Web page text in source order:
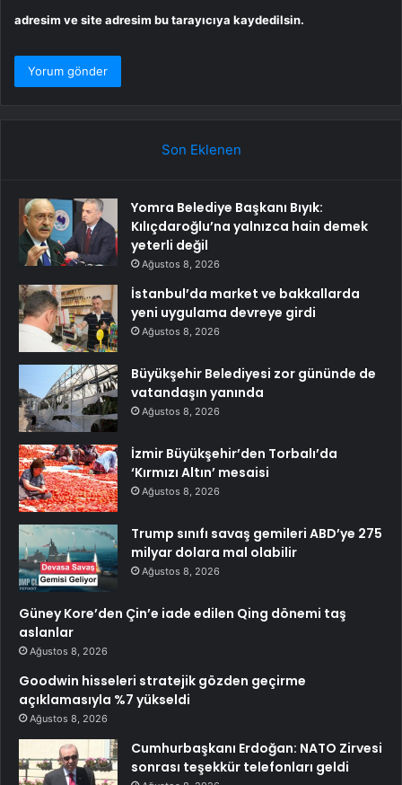
adresim ve site adresim bu tarayıcıya kaydedilsin.
Son Eklenen
Yomra Belediye Başkanı Bıyık:
Kılıçdaroğlu’na yalnızca hain demek
yeterli değil
Ağustos 8, 2026
İstanbul’da market ve bakkallarda
yeni uygulama devreye girdi
Ağustos 8, 2026
Büyükşehir Belediyesi zor gününde de
vatandaşın yanında
Ağustos 8, 2026
İzmir Büyükşehir’den Torbalı’da
‘Kırmızı Altın’ mesaisi
Ağustos 8, 2026
Trump sınıfı savaş gemileri ABD’ye 275
milyar dolara mal olabilir
Ağustos 8, 2026
Güney Kore’den Çin’e iade edilen Qing dönemi taş
aslanlar
Ağustos 8, 2026
Goodwin hisseleri stratejik gözden geçirme
açıklamasıyla %7 yükseldi
Ağustos 8, 2026
Cumhurbaşkanı Erdoğan: NATO Zirvesi
sonrası teşekkür telefonları geldi